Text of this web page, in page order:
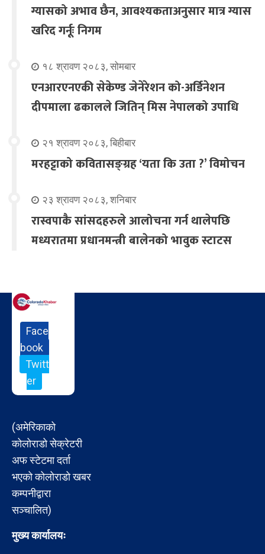
ग्यासको अभाव छैन, आवश्यकताअनुसार मात्र ग्यास
खरिद गर्नूः निगम
१८ श्रावण २०८३, सोमबार
एनआरएनएकी सेकेण्ड जेनेरेशन को-अर्डिनेशन
दीपमाला ढकालले जितिन् मिस नेपालको उपाधि
२१ श्रावण २०८३, बिहीबार
मरहट्टाको कवितासङ्ग्रह ‘यता कि उता ?’ विमोचन
२३ श्रावण २०८३, शनिबार
रास्वपाकै सांसदहरुले आलोचना गर्न थालेपछि
मध्यरातमा प्रधानमन्त्री बालेनको भावुक स्टाटस
Face
book
Twitt
er
(अमेरिकाको
कोलोराडो सेक्रेटरी
अफ स्टेटमा दर्ता
भएको कोलोराडो खबर
कम्पनीद्वारा
सञ्चालित)
मुख्य कार्यालयः